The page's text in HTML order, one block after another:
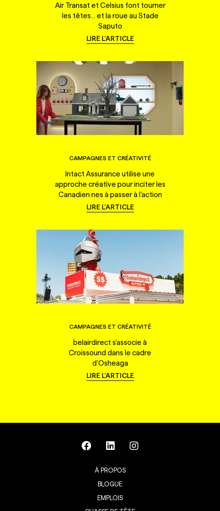
Air Transat et Celsius font tourner
les têtes... et la roue au Stade
Saputo
LIRE L'ARTICLE
CAMPAGNES ET CRÉATIVITÉ
Intact Assurance utilise une
approche créative pour inciter les
Canadien·nes à passer à l'action
LIRE L'ARTICLE
CAMPAGNES ET CRÉATIVITÉ
belairdirect s'associe à
Croissound dans le cadre
d'Osheaga
LIRE L'ARTICLE
À PROPOS
BLOGUE
EMPLOIS